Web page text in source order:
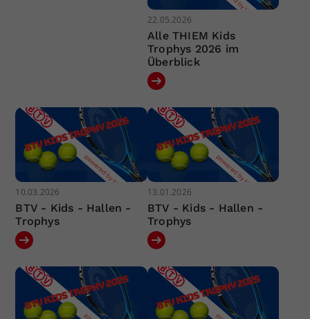
22.05.2026
Alle THIEM Kids
Trophys 2026 im
Überblick
10.03.2026
BTV - Kids - Hallen -
Trophys
13.01.2026
BTV - Kids - Hallen -
Trophys